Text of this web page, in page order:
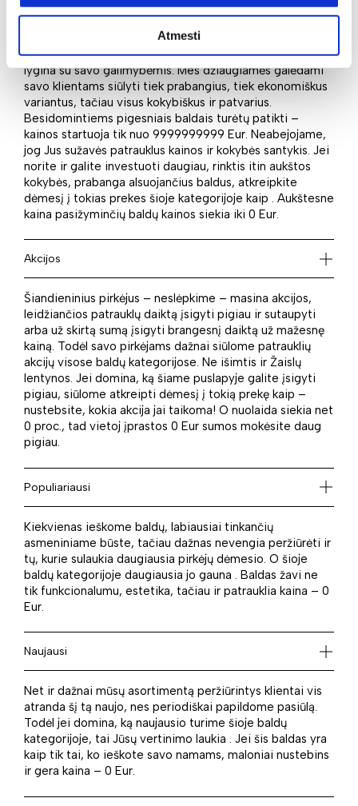
Atmesti
Kaina
Daugelis besirinkdami naują pirkinį vertina jo kainą ir
lygina su savo galimybėmis. Mes džiaugiamės galėdami
savo klientams siūlyti tiek prabangius, tiek ekonomiškus
variantus, tačiau visus kokybiškus ir patvarius.
Besidomintiems pigesniais baldais turėtų patikti –
kainos startuoja tik nuo 9999999999 Eur. Neabejojame,
jog Jus sužavės patrauklus kainos ir kokybės santykis. Jei
norite ir galite investuoti daugiau, rinktis itin aukštos
kokybės, prabanga alsuojančius baldus, atkreipkite
dėmesį į tokias prekes šioje kategorijoje kaip . Aukštesne
kaina pasižyminčių baldų kainos siekia iki 0 Eur.
Akcijos
Šiandieninius pirkėjus – neslėpkime – masina akcijos,
leidžiančios patrauklų daiktą įsigyti pigiau ir sutaupyti
arba už skirtą sumą įsigyti brangesnį daiktą už mažesnę
kainą. Todėl savo pirkėjams dažnai siūlome patrauklių
akcijų visose baldų kategorijose. Ne išimtis ir Žaislų
lentynos. Jei domina, ką šiame puslapyje galite įsigyti
pigiau, siūlome atkreipti dėmesį į tokią prekę kaip –
nustebsite, kokia akcija jai taikoma! O nuolaida siekia net
0 proc., tad vietoj įprastos 0 Eur sumos mokėsite daug
pigiau.
Populiariausi
Kiekvienas ieškome baldų, labiausiai tinkančių
asmeniniame būste, tačiau dažnas nevengia peržiūrėti ir
tų, kurie sulaukia daugiausia pirkėjų dėmesio. O šioje
baldų kategorijoje daugiausia jo gauna . Baldas žavi ne
tik funkcionalumu, estetika, tačiau ir patrauklia kaina – 0
Eur.
Naujausi
Net ir dažnai mūsų asortimentą peržiūrintys klientai vis
atranda šį tą naujo, nes periodiškai papildome pasiūlą.
Todėl jei domina, ką naujausio turime šioje baldų
kategorijoje, tai Jūsų vertinimo laukia . Jei šis baldas yra
kaip tik tai, ko ieškote savo namams, maloniai nustebins
ir gera kaina – 0 Eur.